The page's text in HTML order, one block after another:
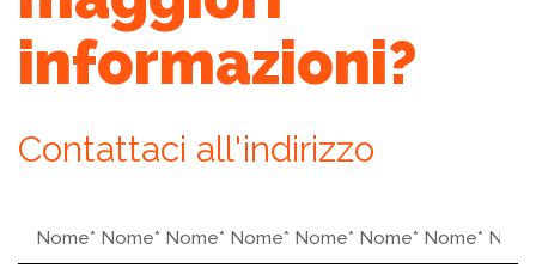
informazioni?
Contattaci all'indirizzo